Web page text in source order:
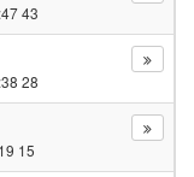
43
28
15